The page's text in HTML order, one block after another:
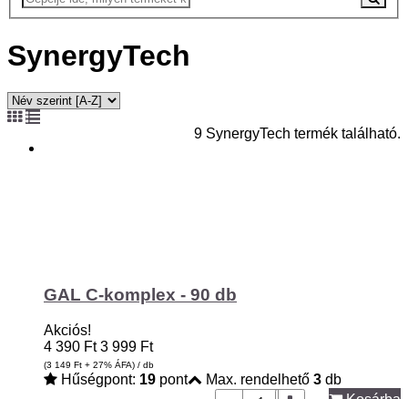
SynergyTech
9 SynergyTech termék található.
GAL C-komplex - 90 db
Akciós!
4 390 Ft 3 999 Ft
(3 149 Ft + 27% ÁFA) / db
Hűségpont: 19 pont Max. rendelhető 3 db